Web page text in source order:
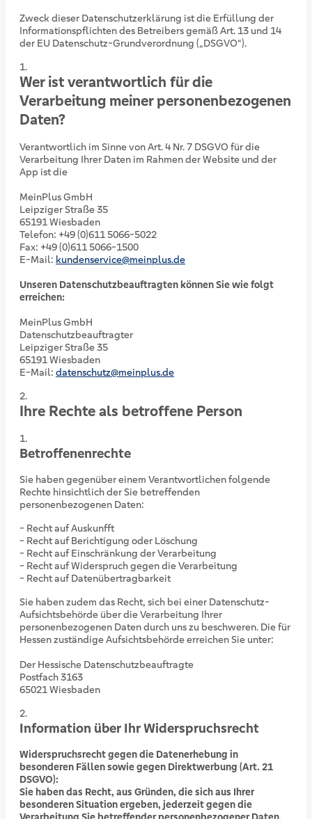
Zweck dieser Datenschutzerklärung ist die Erfüllung der
Informationspflichten des Betreibers gemäß Art. 13 und 14
der EU Datenschutz-Grundverordnung („DSGVO“).
Wer ist verantwortlich für die
Verarbeitung meiner personenbezogenen
Daten?
Verantwortlich im Sinne von Art. 4 Nr. 7 DSGVO für die
Verarbeitung Ihrer Daten im Rahmen der Website und der
App ist die
MeinPlus GmbH
Leipziger Straße 35
65191 Wiesbaden
Telefon: +49 (0)611 5066-5022
Fax: +49 (0)611 5066-1500
E-Mail: kundenservice@meinplus.de
Unseren Datenschutzbeauftragten können Sie wie folgt
erreichen:
MeinPlus GmbH
Datenschutzbeauftragter
Leipziger Straße 35
65191 Wiesbaden
E-Mail: datenschutz@meinplus.de
Ihre Rechte als betroffene Person
Betroffenenrechte
Sie haben gegenüber einem Verantwortlichen folgende
Rechte hinsichtlich der Sie betreffenden
personenbezogenen Daten:
- Recht auf Auskunfft
- Recht auf Berichtigung oder Löschung
- Recht auf Einschränkung der Verarbeitung
- Recht auf Widerspruch gegen die Verarbeitung
- Recht auf Datenübertragbarkeit
Sie haben zudem das Recht, sich bei einer Datenschutz-
Aufsichtsbehörde über die Verarbeitung Ihrer
personenbezogenen Daten durch uns zu beschweren. Die für
Hessen zuständige Aufsichtsbehörde erreichen Sie unter:
Der Hessische Datenschutzbeauftragte
Postfach 3163
65021 Wiesbaden
Information über Ihr Widerspruchsrecht
Widerspruchsrecht gegen die Datenerhebung in
besonderen Fällen sowie gegen Direktwerbung (Art. 21
DSGVO):
Sie haben das Recht, aus Gründen, die sich aus Ihrer
besonderen Situation ergeben, jederzeit gegen die